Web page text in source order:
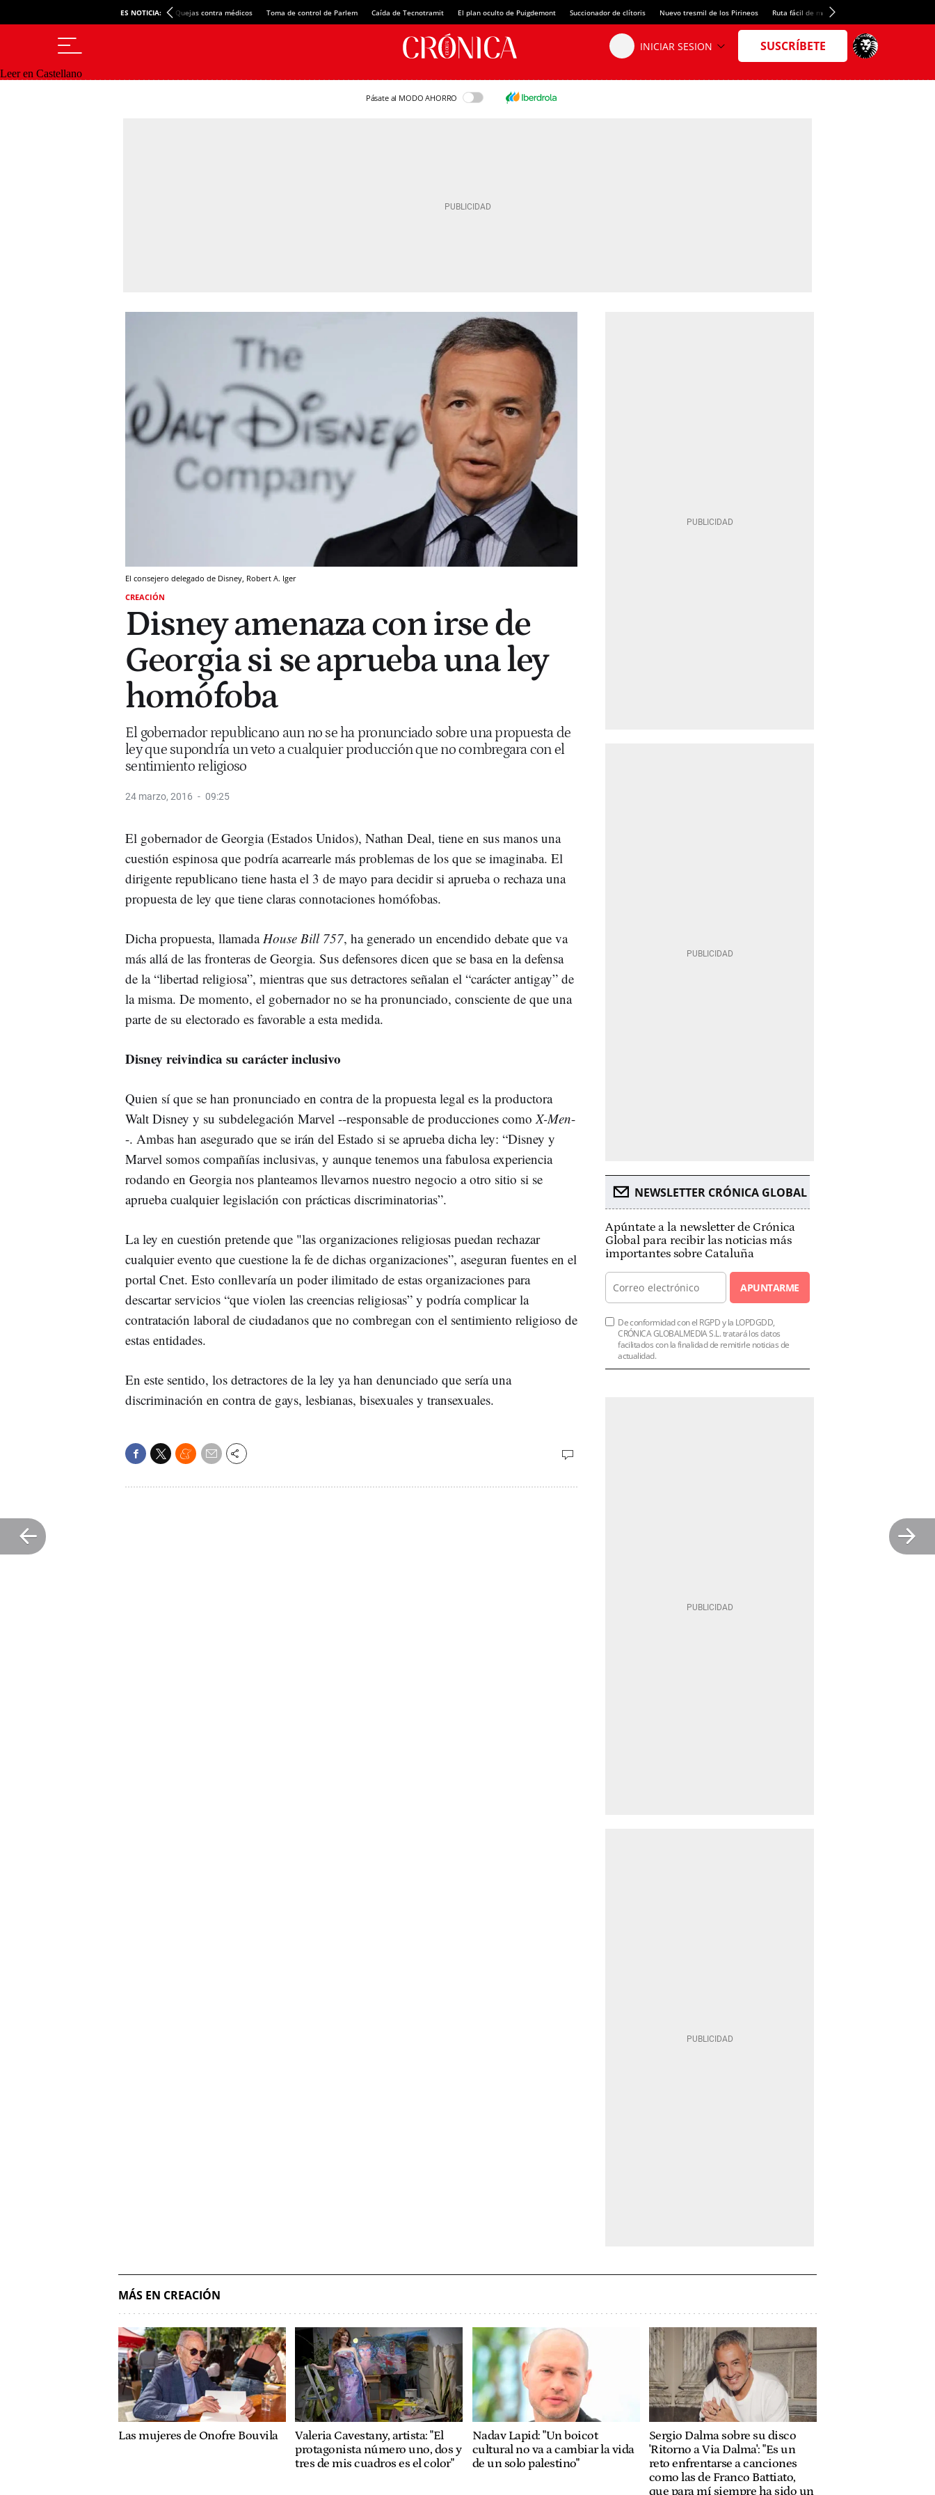
ES NOTICIA: Quejas contra médicos Toma de control de Parlem Caída de Tecnotramit El plan oculto de Puigdemont Succionador de clítoris Nuevo tresmil de los Pirineos Ruta fácil de montaña
Leer en Castellano
Pásate al MODO AHORRO
El consejero delegado de Disney, Robert A. Iger
CREACIÓN
Disney amenaza con irse de
Georgia si se aprueba una ley
homófoba
El gobernador republicano aun no se ha pronunciado sobre una propuesta de
ley que supondría un veto a cualquier producción que no combregara con el
sentimiento religioso
24 marzo, 2016 09:25
El gobernador de Georgia (Estados Unidos), Nathan Deal, tiene en sus manos una
cuestión espinosa que podría acarrearle más problemas de los que se imaginaba. El
dirigente republicano tiene hasta el 3 de mayo para decidir si aprueba o rechaza una
propuesta de ley que tiene claras connotaciones homófobas.
Dicha propuesta, llamada House Bill 757, ha generado un encendido debate que va
más allá de las fronteras de Georgia. Sus defensores dicen que se basa en la defensa
de la “libertad religiosa”, mientras que sus detractores señalan el “carácter antigay” de
la misma. De momento, el gobernador no se ha pronunciado, consciente de que una
parte de su electorado es favorable a esta medida.
Disney reivindica su carácter inclusivo
Quien sí que se han pronunciado en contra de la propuesta legal es la productora
Walt Disney y su subdelegación Marvel --responsable de producciones como X-Men-
-. Ambas han asegurado que se irán del Estado si se aprueba dicha ley: “Disney y
Marvel somos compañías inclusivas, y aunque tenemos una fabulosa experiencia
rodando en Georgia nos planteamos llevarnos nuestro negocio a otro sitio si se
aprueba cualquier legislación con prácticas discriminatorias”.
La ley en cuestión pretende que "las organizaciones religiosas puedan rechazar
cualquier evento que cuestione la fe de dichas organizaciones”, aseguran fuentes en el
portal Cnet. Esto conllevaría un poder ilimitado de estas organizaciones para
descartar servicios “que violen las creencias religiosas” y podría complicar la
contratación laboral de ciudadanos que no combregan con el sentimiento religioso de
estas entidades.
En este sentido, los detractores de la ley ya han denunciado que sería una
discriminación en contra de gays, lesbianas, bisexuales y transexuales.
NEWSLETTER CRÓNICA GLOBAL
Apúntate a la newsletter de Crónica
Global para recibir las noticias más
importantes sobre Cataluña
APUNTARME
De conformidad con el RGPD y la LOPDGDD,
CRÓNICA GLOBALMEDIA S.L. tratará los datos
facilitados con la finalidad de remitirle noticias de
actualidad.
MÁS EN CREACIÓN
Las mujeres de Onofre Bouvila
Valeria Cavestany, artista: "El
protagonista número uno, dos y
tres de mis cuadros es el color"
Nadav Lapid: "Un boicot
cultural no va a cambiar la vida
de un solo palestino"
Sergio Dalma sobre su disco
'Ritorno a Via Dalma': "Es un
reto enfrentarse a canciones
como las de Franco Battiato,
que para mí siempre ha sido un